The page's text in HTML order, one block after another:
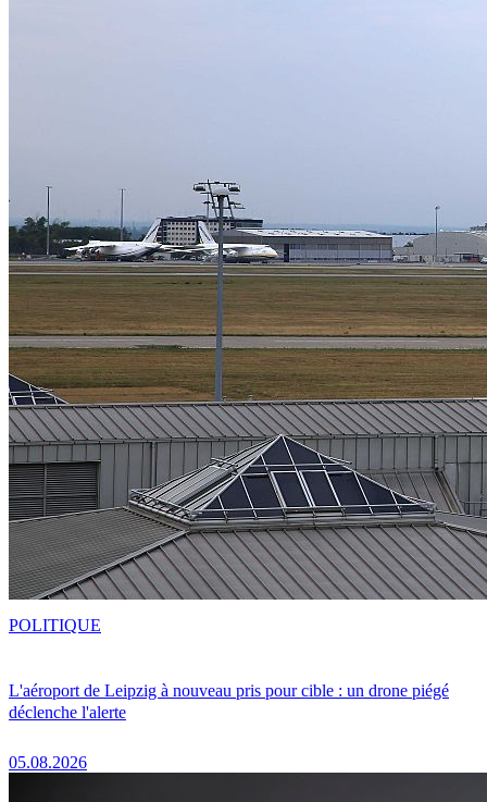
L'aéroport de Leipzig à nouveau pris pour cible : un drone piégé
déclenche l'alerte
05.08.2026
POLITIQUE